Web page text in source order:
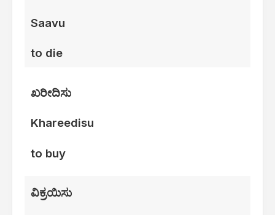
Saavu
to die
ಖರೀದಿಸು
Khareedisu
to buy
ವಿಕ್ರಯಿಸು